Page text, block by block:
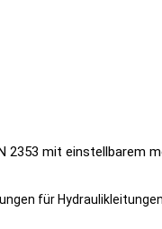
2353 mit einstellbarem
für